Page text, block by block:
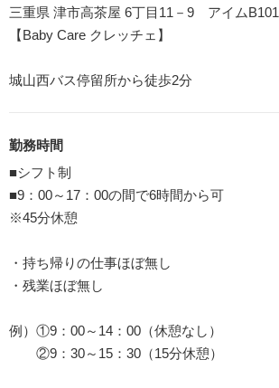
三重県 津市高茶屋 6丁目11－9 アイムB101
【Baby Care クレッチェ】
城山西バス停留所から徒歩2分
勤務時間
■シフト制
■9：00～17：00の間で6時間から可
※45分休憩
・持ち帰りの仕事ほぼ無し
・残業ほぼ無し
例）①9：00～14：00（休憩なし）
②9：30～15：30（15分休憩）